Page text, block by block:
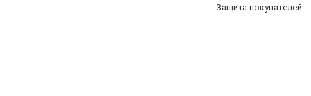
Защита покупателей